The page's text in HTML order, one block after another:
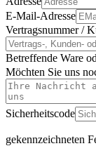
E-Mail-Adresse
Vertragsnummer /
Betreffende Ware
Möchten Sie uns
Sicherheitscode
gekennzeichneten